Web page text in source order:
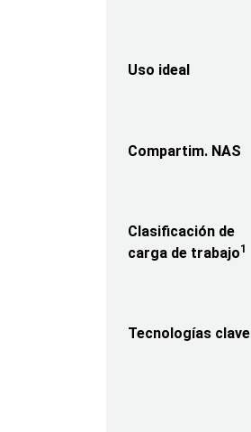
Uso ideal
Compartim. NAS
Clasificación de
carga de trabajo1
Tecnologías clave